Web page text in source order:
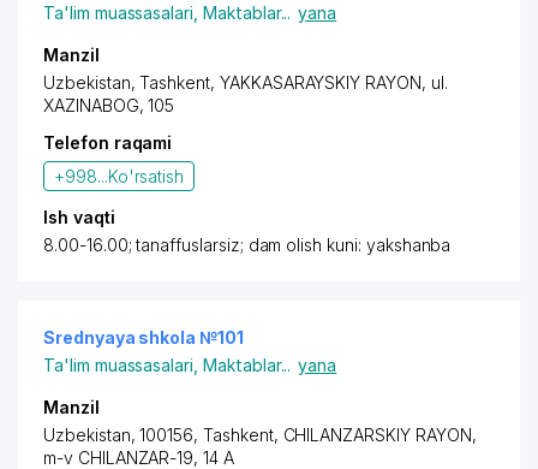
Ta'lim muassasalari Maktablar... yana
Manzil
Uzbekistan, Tashkent, YAKKASARAYSKIY RAYON, ul.
XAZINABOG, 105
Telefon raqami
+998...Ko'rsatish
Ish vaqti
8.00-16.00; tanaffuslarsiz; dam olish kuni: yakshanba
Srednyaya shkola №101
Ta'lim muassasalari Maktablar... yana
Manzil
Uzbekistan, 100156, Tashkent, CHILANZARSKIY RAYON,
m-v CHILANZAR-19, 14 A